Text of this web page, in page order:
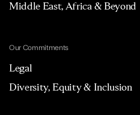
Middle East, Africa & Beyond
Our Commitments
Legal
Diversity, Equity & Inclusion